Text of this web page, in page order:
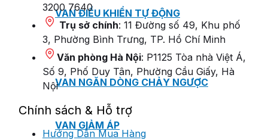
VAN ĐIỀU KHIỂN TỰ ĐỘNG
VAN NGĂN DÒNG CHẢY NGƯỢC
VAN GIẢM ÁP
3200 7640
Trụ sở chính: 11 Đường số 49, Khu phố
3, Phường Bình Trưng, TP. Hồ Chí Minh
Văn phòng Hà Nội: P1125 Tòa nhà Việt Á,
Số 9, Phố Duy Tân, Phường Cầu Giấy, Hà
Nội
Chính sách & Hỗ trợ
Hướng Dẫn Mua Hàng